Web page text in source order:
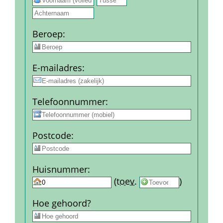
Beroep:
E-mail­adres:
Telefoon­nummer:
Post­code:
Huis­nummer:
(toev.
)
Hoe gehoord?